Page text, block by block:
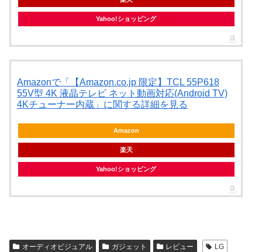
Yahoo!ショッピング
Amazonで「【Amazon.co.jp 限定】TCL 55P618
55V型 4K 液晶テレビ ネット動画対応(Android TV)
4Kチューナー内蔵」に関する詳細を見る
Amazon
楽天
Yahoo!ショッピング
オーディオビジュアル ガジェット レビュー
LG